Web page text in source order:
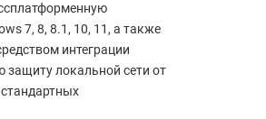
7, 8, 8.1, 10, 11, а также
интеграции
защиту локальной сети от